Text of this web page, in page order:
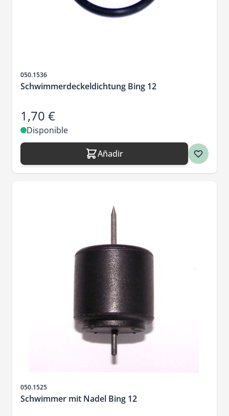
SKU
050.1536
Schwimmerdeckeldichtung Bing 12
1,70 €
Disponible
Añadir
SKU
050.1525
Schwimmer mit Nadel Bing 12